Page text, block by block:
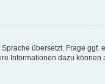
übersetzt. Frage ggf.
Informationen dazu können